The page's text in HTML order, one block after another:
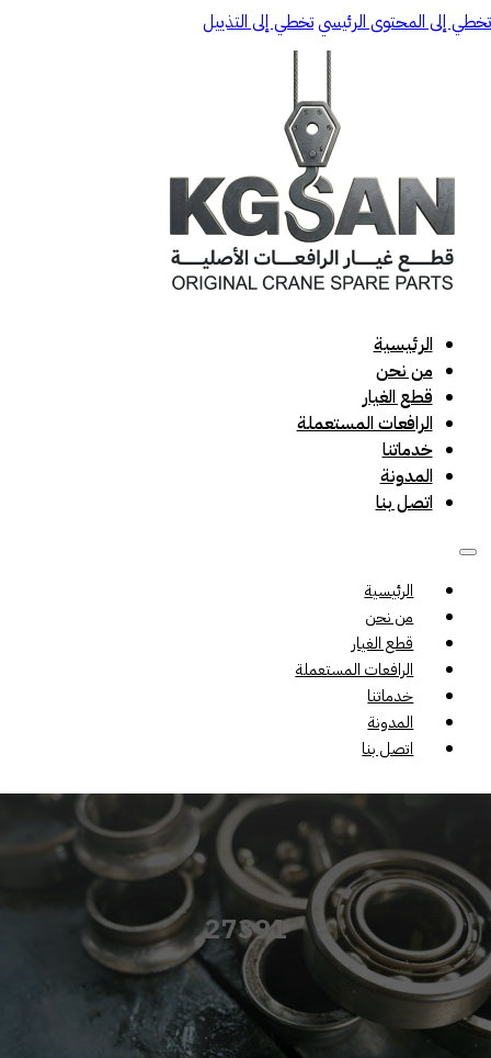
تخطي إلى المحتوى الرئيسيتخطي إلى التذييل
الرئيسية
من نحن
قطع الغيار
الرافعات المستعملة
خدماتنا
المدونة
اتصل بنا
الرئيسية
من نحن
قطع الغيار
الرافعات المستعملة
خدماتنا
المدونة
اتصل بنا
27391